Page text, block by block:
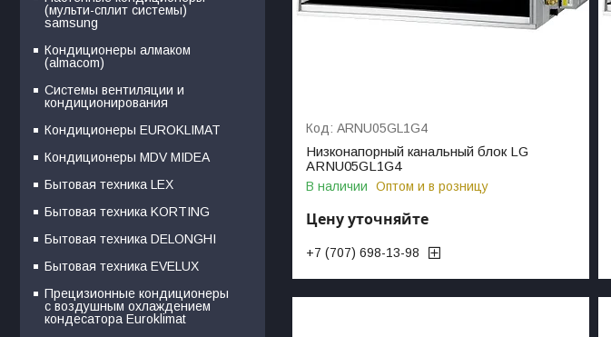
ARNU05GL1G4
Низконапорный канальный блок LG
ARNU05GL1G4
В наличии Оптом и в розницу
Цену уточняйте
+7 (707) 698-13-98
(мульти-сплит системы)
samsung
Кондиционеры алмаком
(almacom)
Системы вентиляции и
кондиционирования
Кондиционеры EUROKLIMAT
Кондиционеры MDV MIDEA
Бытовая техника LEX
Бытовая техника KORTING
Бытовая техника DELONGHI
Бытовая техника EVELUX
Прецизионные кондиционеры
с воздушным охлаждением
кондесатора Euroklimat